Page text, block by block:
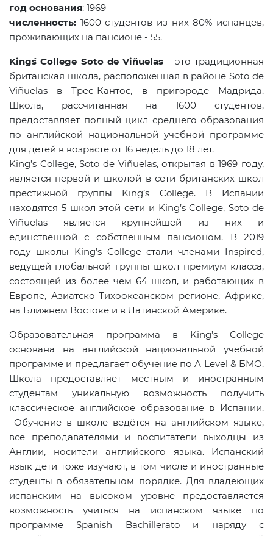
год основания: 1969
численность: 1600 студентов из них 80% испанцев,
проживающих на пансионе - 55.
Kings College Soto de Viñuelas - это традиционная
британская школа, расположенная в районеSoto de
Viñuelas в Трес-Кантос, в пригороде Мадрида.
Школа, рассчитанная на 1600 студентов,
предоставляет полный цикл среднего образования
по английской национальной учебной программе
для детей в возрасте от 16 недель до 18 лет.
King’s College,Soto de Viñuelas, открытая в 1969 году,
является первой и школой в сети британских школ
престижной группы King’s College. В Испании
находятся 5 школ этой сети и King’s College,Soto de
Viñuelas является крупнейшей из них и
единственной с собственным пансионом. В 2019
году школы King’s College стали членами Inspired,
ведущей глобальной группы школ премиум класса,
состоящей из более чем 64 школ, и работающих в
Европе, Азиатско-Тихоокеанском регионе, Африке,
на Ближнем Востоке и в Латинской Америке.
Образовательная программа в King’s
College
основана на английской национальной учебной
программе и предлагает обучение поA Level & БМО.
Школа предоставляет местным и иностранным
студентам уникальную возможность получить
классическое английское образование в Испании.
Обучение в школе ведётся на английском языке,
все преподавателями и воспитатели выходцы из
Англии, носители английского языка. Испанский
язык дети тоже изучают, в том числе и иностранные
студенты в обязательном порядке. Для владеющих
испанским на высоком уровне предоставляется
возможность учиться на испанском языке по
программе Spanish Bachillerato и наряду с